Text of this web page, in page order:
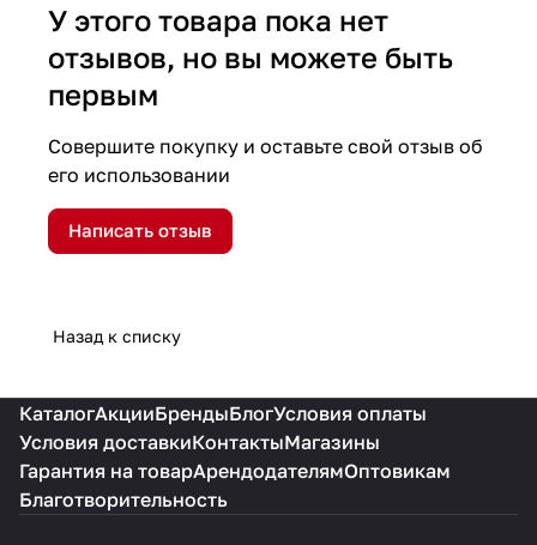
У этого товара пока нет
отзывов, но вы можете быть
первым
Совершите покупку и оставьте свой отзыв об
его использовании
Написать отзыв
Назад к списку
КаталогАкцииБрендыБлогУсловия оплаты
Условия доставкиКонтактыМагазины
Гарантия на товарАрендодателямОптовикам
Благотворительность